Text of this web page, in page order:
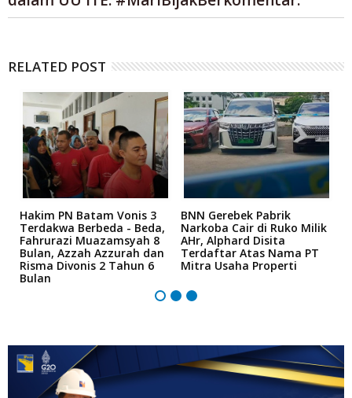
RELATED POST
Hakim PN Batam Vonis 3
Terdakwa Berbeda - Beda,
Fahrurazi Muazamsyah 8
Bulan, Azzah Azzurah dan
Risma Divonis 2 Tahun 6
Bulan
BNN Gerebek Pabrik
Narkoba Cair di Ruko Milik
AHr, Alphard Disita
Terdaftar Atas Nama PT
Mitra Usaha Properti